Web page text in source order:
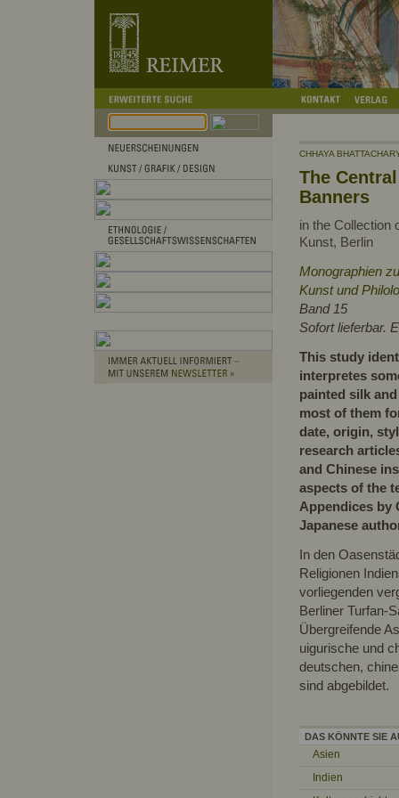
CHHAYA
The
Banners
in the Collection
Kunst, Berlin
Monographien
Kunst und
Band 15
Sofort lieferbar.
This study
interpretes
painted silk
most of them
date, origin,
research
and Chinese
aspects of the
Appendices by
Japanese
In den
Religionen
vorliegenden
Berliner Turfan-
Übergreifende
uigurische und
deutschen,
sind abgebildet.
DAS KÖNNTE SIE
Asien
Indien